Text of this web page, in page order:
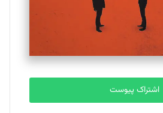
آرانی
اشتراک پیوست